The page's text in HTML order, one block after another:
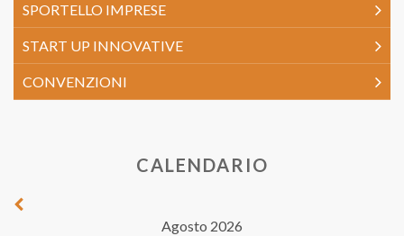
SPORTELLO IMPRESE
START UP INNOVATIVE
CONVENZIONI
CALENDARIO
Agosto 2026